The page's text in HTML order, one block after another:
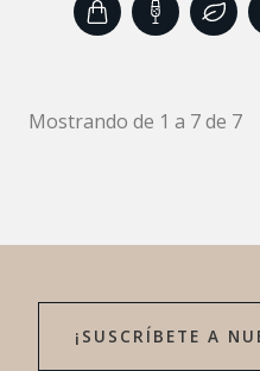
Mostrando de 1 a 7 de 7
¡SUSCRÍBETE A